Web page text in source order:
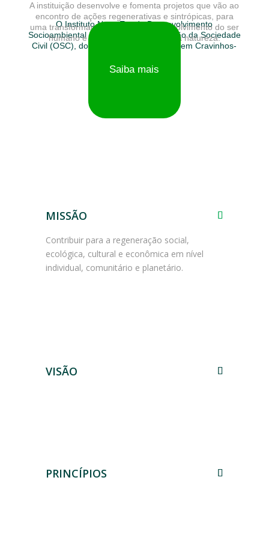
O Instituto Nova Era de Desenvolvimento
Socioambiental (INE) é uma Organização da Sociedade
Civil (OSC), do Terceiro Setor, sediada em Cravinhos-
A instituição desenvolve e fomenta projetos que vão ao
encontro de ações regenerativas e sintrópicas, para
uma transformação que visa o desenvolvimento do ser
humano e seu envolvimento com a natureza.
Saiba mais
MISSÃO
Contribuir para a regeneração social,
ecológica, cultural e econômica em nível
individual, comunitário e planetário.
VISÃO
PRINCÍPIOS